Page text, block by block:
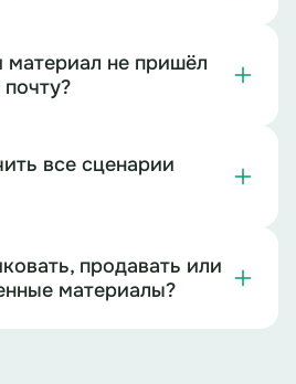
материал не пришёл
все сценарии
продавать или
материалы?